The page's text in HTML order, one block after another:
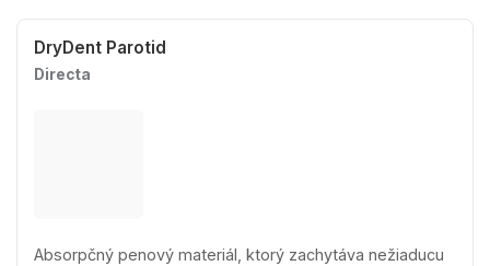
DryDent Parotid
Directa
Absorpčný penový materiál, ktorý zachytáva nežiaducu